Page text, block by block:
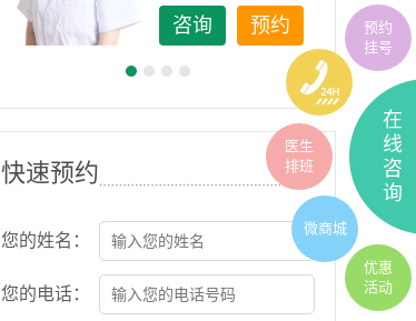
咨询 预约
快速预约
您的姓名：
您的电话：
在
线
咨
询
预约
挂号
医生
排班
微商城
优惠
活动